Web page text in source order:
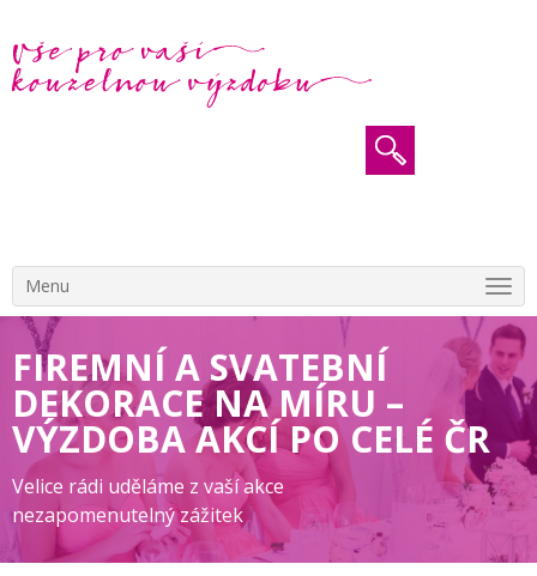
Menu
FIREMNÍ A SVATEBNÍ
DEKORACE NA MÍRU –
VÝZDOBA AKCÍ PO CELÉ ČR
Velice rádi uděláme z vaší akce
nezapomenutelný zážitek